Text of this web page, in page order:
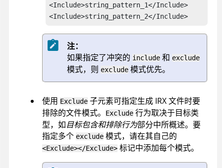
<Include>string_pattern_1</Include>
<Include>string_pattern_2</Include>
注：
如果指定了冲突的 include 和 exclude
模式，则 exclude 模式优先。
使用 Exclude 子元素可指定生成 IRX文件时要
排除的文件模式。
Exclude 行为取决于目标类
型，如目标包含和排除行为部分中所概述。要
指定多个 exclude 模式，请在其自己的
<Exclude></Exclude> 标记中添加每个模式。